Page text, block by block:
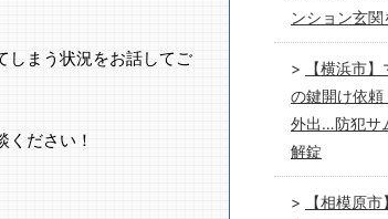
しまう状況をお話してご
ださい！
ンション玄
【横浜市
の鍵開け依頼
外出…防犯サ
解錠
【相模原